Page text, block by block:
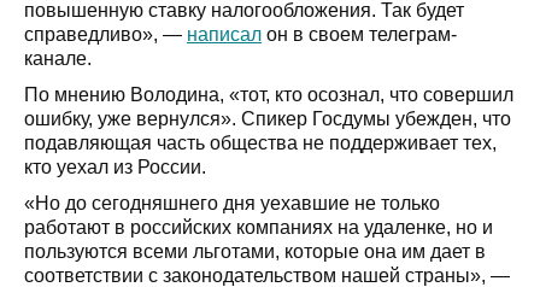
повышенную ставку налогообложения. Так будет
справедливо», — написал он в своем телеграм-
канале.
По мнению Володина, «тот, кто осознал, что совершил
ошибку, уже вернулся». Спикер Госдумы убежден, что
подавляющая часть общества не поддерживает тех,
кто уехал из России.
«Но до сегодняшнего дня уехавшие не только
работают в российских компаниях на удаленке, но и
пользуются всеми льготами, которые она им дает в
соответствии с законодательством нашей страны», —